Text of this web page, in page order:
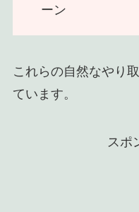
ーン
これらの自然なやり
ています。
スポ